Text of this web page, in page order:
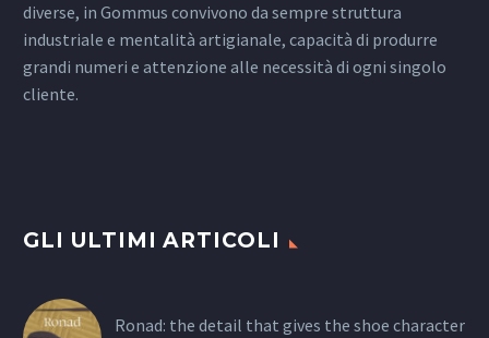
diverse, in Gommus convivono da sempre struttura
industriale e mentalità artigianale, capacità di produrre
grandi numeri e attenzione alle necessità di ogni singolo
cliente.
GLI ULTIMI ARTICOLI
Ronad: the detail that gives the shoe character